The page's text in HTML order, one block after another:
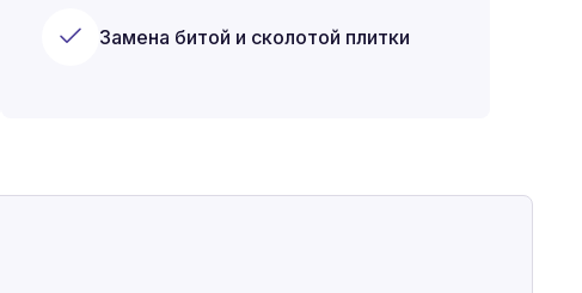
Замена битой и сколотой плитки